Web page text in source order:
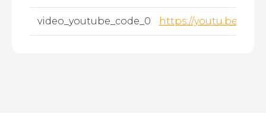
video_youtube_code_0 https://youtu.be/